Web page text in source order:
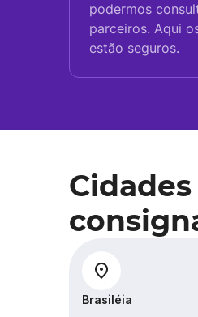
podermos
parceiros. Aqui
estão seguros.
Brasiléia